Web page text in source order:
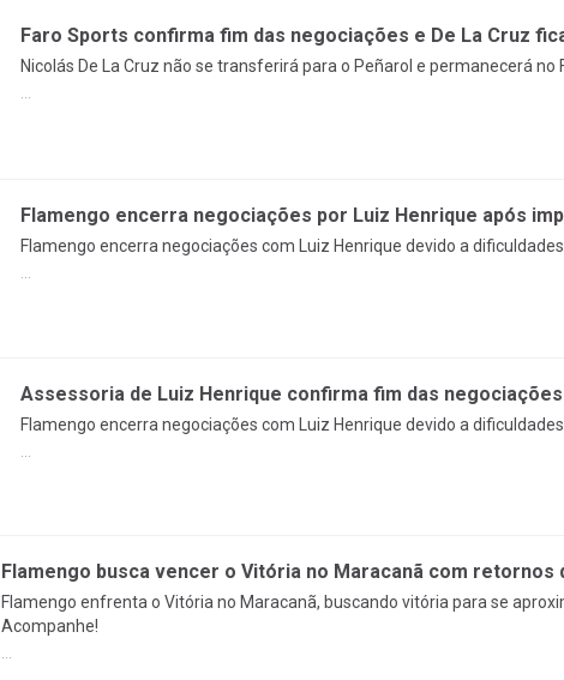
Faro Sports confirma fim das negociações e De La Cruz
Nicolás De La Cruz não se transferirá para o Peñarol e permanecerá no
...
Flamengo encerra negociações por Luiz Henrique após
Flamengo encerra negociações com Luiz Henrique devido a
Assessoria de Luiz Henrique confirma fim das
Flamengo encerra negociações com Luiz Henrique devido a
...
Flamengo busca vencer o Vitória no Maracanã com retornos
Flamengo enfrenta o Vitória no Maracanã, buscando vitória para se
Acompanhe!
...